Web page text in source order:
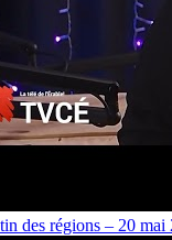
des régions – 20 mai